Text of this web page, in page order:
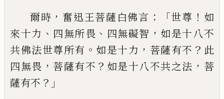
爾時 ， 奮迅王菩薩白佛言 ：「世尊 ！ 如
來十力 、 四無所畏 、 四無礙智 ， 如是十八不
共佛法世尊所有 。 如是十力 ， 菩薩有不 ？ 此
四無畏 ， 菩薩有不 ？ 如是十八不共之法 ， 菩
薩有不 ？」